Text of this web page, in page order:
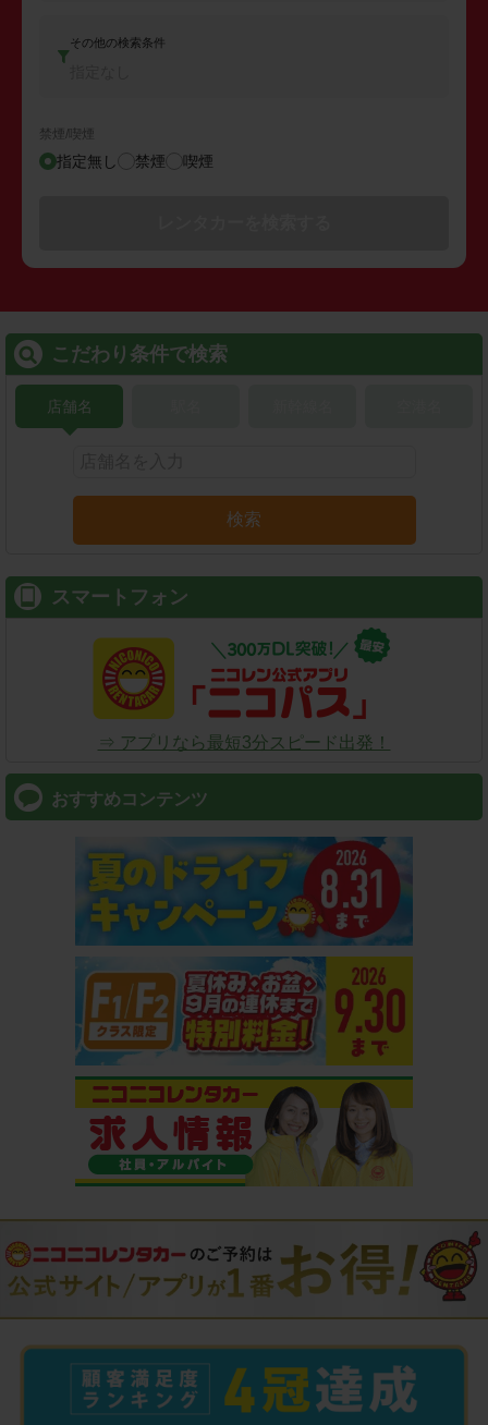
その他の検索条件
禁煙/喫煙
指定無し 禁煙 喫煙
こだわり条件で検索
店舗名
検索
スマートフォン
⇒ アプリなら最短3分スピード出発！
おすすめコンテンツ